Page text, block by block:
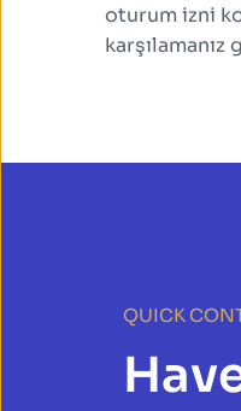
oturum izni
QUICK